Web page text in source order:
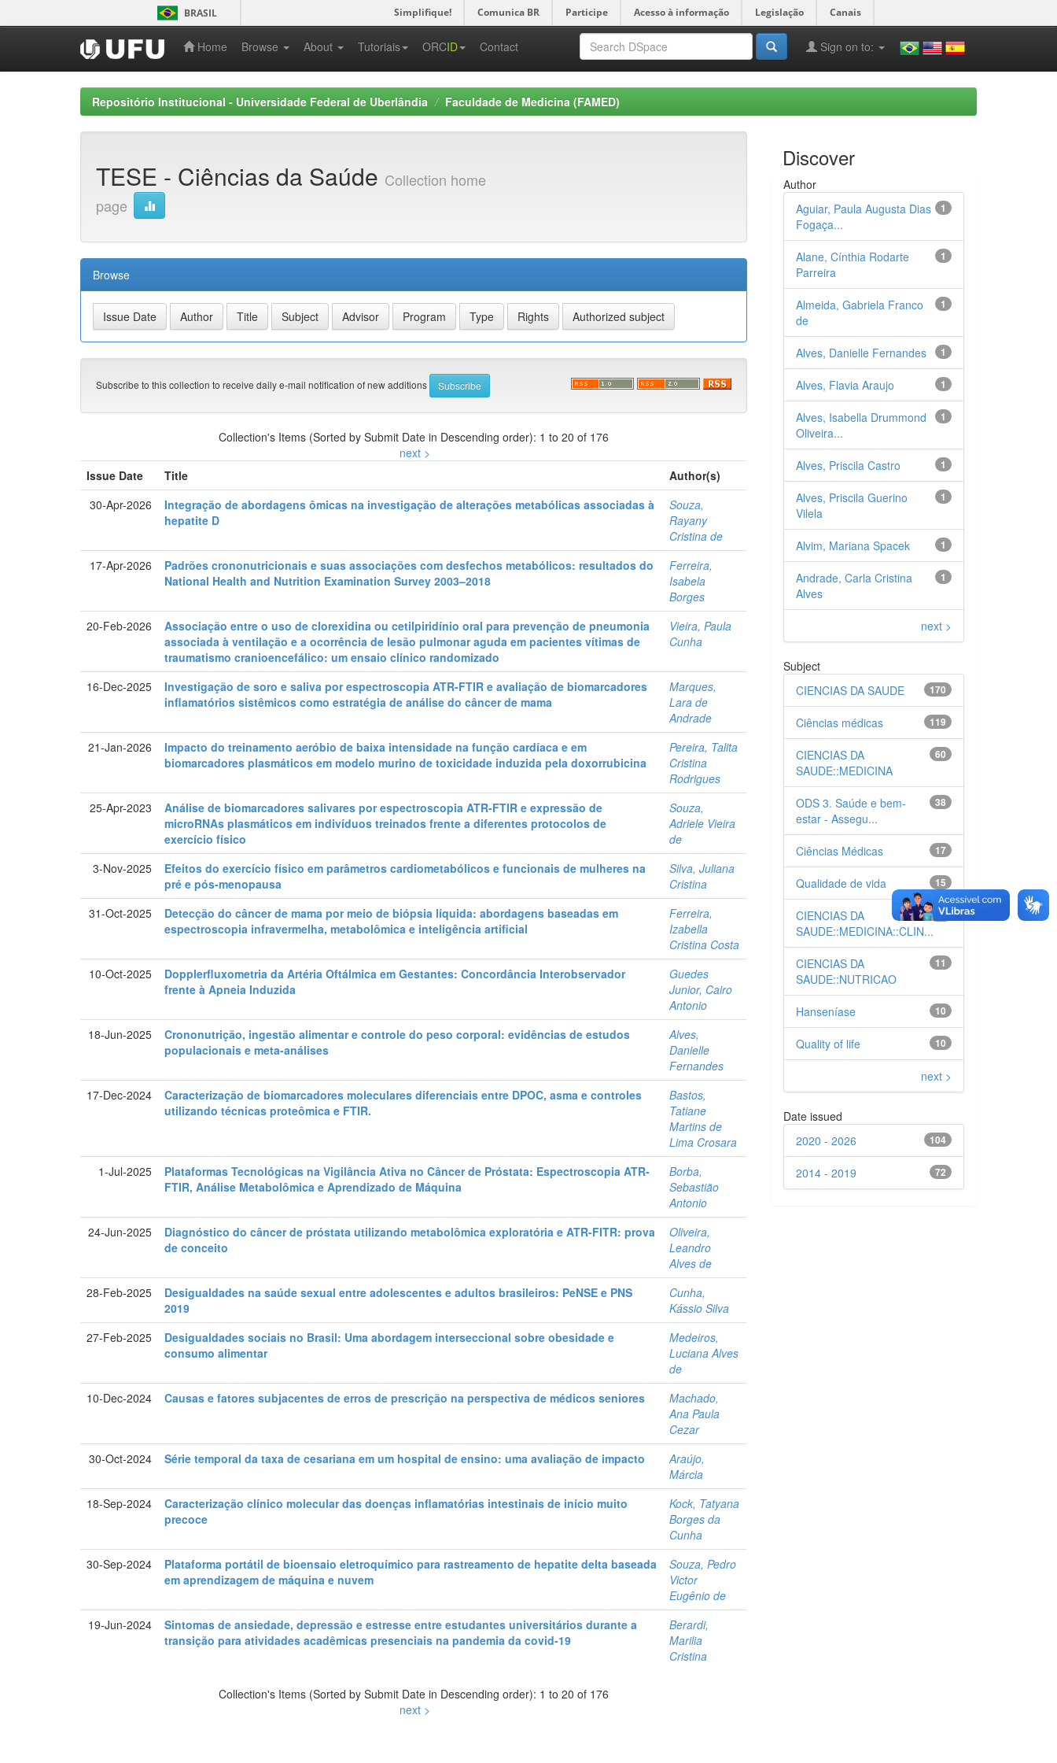
navigation
BRASIL Simplifique! Comunica BR Participe Acesso à informação Legislação Canais
Home Browse About Tutoriais ORCID Contact Sign on to:
Repositório Institucional - Universidade Federal de Uberlândia Faculdade de Medicina (FAMED)
TESE - Ciências da Saúde Collection home
page
Browse
Subscribe to this collection to receive daily e-mail notification of new additions
Collection's Items (Sorted by Submit Date in Descending order): 1 to 20 of 176
next >
Issue Date
Title
Author(s)
30-Apr-2026
Integração de abordagens ômicas na investigação de alterações metabólicas associadas à
hepatite D
Souza,
Rayany
Cristina de
17-Apr-2026
Padrões crononutricionais e suas associações com desfechos metabólicos: resultados do
National Health and Nutrition Examination Survey 2003–2018
Ferreira,
Isabela
Borges
20-Feb-2026
Associação entre o uso de clorexidina ou cetilpiridínio oral para prevenção de pneumonia
associada à ventilação e a ocorrência de lesão pulmonar aguda em pacientes vítimas de
traumatismo cranioencefálico: um ensaio clínico randomizado
Vieira, Paula
Cunha
16-Dec-2025
Investigação de soro e saliva por espectroscopia ATR-FTIR e avaliação de biomarcadores
inflamatórios sistêmicos como estratégia de análise do câncer de mama
Marques,
Lara de
Andrade
21-Jan-2026
Impacto do treinamento aeróbio de baixa intensidade na função cardíaca e em
biomarcadores plasmáticos em modelo murino de toxicidade induzida pela doxorrubicina
Pereira, Talita
Cristina
Rodrigues
25-Apr-2023
Análise de biomarcadores salivares por espectroscopia ATR-FTIR e expressão de
microRNAs plasmáticos em indivíduos treinados frente a diferentes protocolos de
exercício físico
Souza,
Adriele Vieira
de
3-Nov-2025
Efeitos do exercício físico em parâmetros cardiometabólicos e funcionais de mulheres na
pré e pós-menopausa
Silva, Juliana
Cristina
31-Oct-2025
Detecção do câncer de mama por meio de biópsia líquida: abordagens baseadas em
espectroscopia infravermelha, metabolômica e inteligência artificial
Ferreira,
Izabella
Cristina Costa
10-Oct-2025
Dopplerfluxometria da Artéria Oftálmica em Gestantes: Concordância Interobservador
frente à Apneia Induzida
Guedes
Junior, Cairo
Antonio
18-Jun-2025
Crononutrição, ingestão alimentar e controle do peso corporal: evidências de estudos
populacionais e meta-análises
Alves,
Danielle
Fernandes
17-Dec-2024
Caracterização de biomarcadores moleculares diferenciais entre DPOC, asma e controles
utilizando técnicas proteômica e FTIR.
Bastos,
Tatiane
Martins de
Lima Crosara
1-Jul-2025
Plataformas Tecnológicas na Vigilância Ativa no Câncer de Próstata: Espectroscopia ATR-
FTIR, Análise Metabolômica e Aprendizado de Máquina
Borba,
Sebastião
Antonio
24-Jun-2025
Diagnóstico do câncer de próstata utilizando metabolômica exploratória e ATR-FITR: prova
de conceito
Oliveira,
Leandro
Alves de
28-Feb-2025
Desigualdades na saúde sexual entre adolescentes e adultos brasileiros: PeNSE e PNS
2019
Cunha,
Kássio Silva
27-Feb-2025
Desigualdades sociais no Brasil: Uma abordagem interseccional sobre obesidade e
consumo alimentar
Medeiros,
Luciana Alves
de
10-Dec-2024
Causas e fatores subjacentes de erros de prescrição na perspectiva de médicos seniores
Machado,
Ana Paula
Cezar
30-Oct-2024
Série temporal da taxa de cesariana em um hospital de ensino: uma avaliação de impacto
Araújo,
Márcia
18-Sep-2024
Caracterização clínico molecular das doenças inflamatórias intestinais de início muito
precoce
Kock, Tatyana
Borges da
Cunha
30-Sep-2024
Plataforma portátil de bioensaio eletroquímico para rastreamento de hepatite delta baseada
em aprendizagem de máquina e nuvem
Souza, Pedro
Victor
Eugênio de
19-Jun-2024
Sintomas de ansiedade, depressão e estresse entre estudantes universitários durante a
transição para atividades acadêmicas presenciais na pandemia da covid-19
Berardi,
Marilia
Cristina
Collection's Items (Sorted by Submit Date in Descending order): 1 to 20 of 176
next >
Discover
Author
1
Aguiar, Paula Augusta Dias
Fogaça...
1
Alane, Cínthia Rodarte
Parreira
1
Almeida, Gabriela Franco
de
1
Alves, Danielle Fernandes
1
Alves, Flavia Araujo
1
Alves, Isabella Drummond
Oliveira...
1
Alves, Priscila Castro
1
Alves, Priscila Guerino
Vilela
1
Alvim, Mariana Spacek
1
Andrade, Carla Cristina
Alves
next >
Subject
170
CIENCIAS DA SAUDE
119
Ciências médicas
60
CIENCIAS DA
SAUDE::MEDICINA
38
ODS 3. Saúde e bem-
estar - Assegu...
17
Ciências Médicas
15
Qualidade de vida
11
CIENCIAS DA
SAUDE::MEDICINA::CLIN...
11
CIENCIAS DA
SAUDE::NUTRICAO
10
Hanseníase
10
Quality of life
next >
Date issued
104
2020 - 2026
72
2014 - 2019